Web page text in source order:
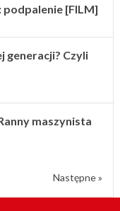
podpalenie [FILM]
generacji? Czyli
maszynista
Następne »